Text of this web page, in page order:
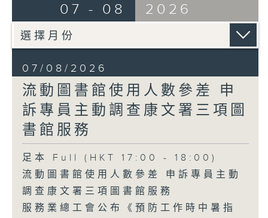
07 - 08 2026
07/08/2026
流動圖書館使用人數參差 申
訴專員主動調查康文署三項圖
書館服務
足本 Full (HKT 17:00 - 18:00)
流動圖書館使用人數參差 申訴專員主動
調查康文署三項圖書館服務
服務業總工會公布《預防工作時中暑指